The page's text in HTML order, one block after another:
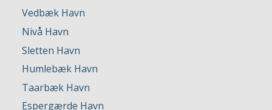
Vedbæk Havn
Nivå Havn
Sletten Havn
Humlebæk Havn
Taarbæk Havn
Espergærde Havn